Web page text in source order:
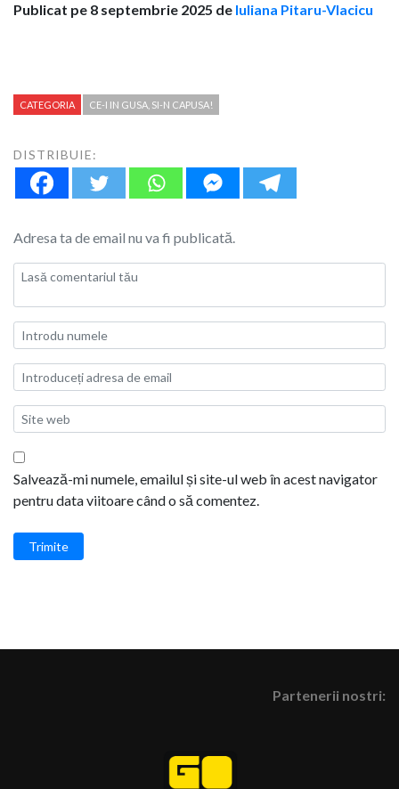
Publicat pe 8 septembrie 2025 de Iuliana Pitaru-Vlacicu
CATEGORIA CE-I IN GUSA, SI-N CAPUSA!
DISTRIBUIE:
Adresa ta de email nu va fi publicată.
Salvează-mi numele, emailul și site-ul web în acest navigator
pentru data viitoare când o să comentez.
Trimite
Partenerii nostri: